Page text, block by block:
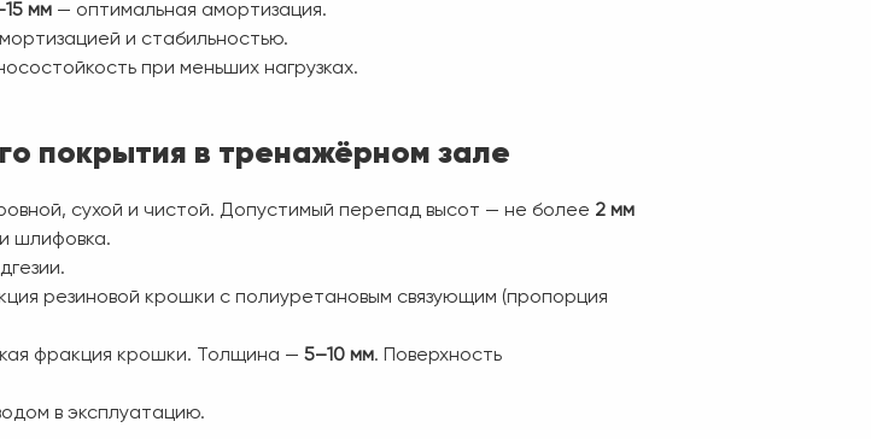
мм — оптимальная амортизация.
и стабильностью.
при меньших нагрузках.
покрытия в тренажёрном зале
сухой и чистой. Допустимый перепад высот — не более 2 мм
шлифовка.
резиновой крошки с полиуретановым связующим (пропорция
фракция крошки. Толщина — 5–10 мм. Поверхность
в эксплуатацию.